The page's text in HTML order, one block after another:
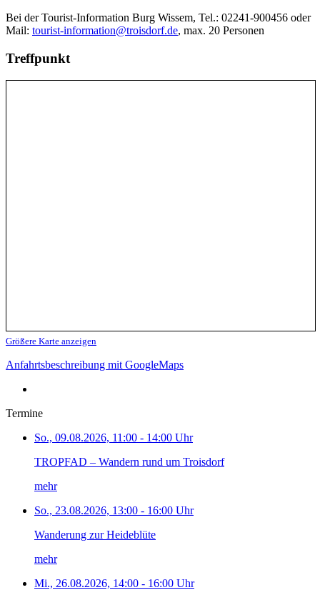
Bei der Tourist-Information Burg Wissem, Tel.: 02241-900456 oder
Mail: tourist-information@troisdorf.de, max. 20 Personen
Treffpunkt
Größere Karte anzeigen
Anfahrtsbeschreibung mit GoogleMaps
Termine
So., 09.08.2026, 11:00 - 14:00 Uhr
TROPFAD – Wandern rund um Troisdorf
mehr
So., 23.08.2026, 13:00 - 16:00 Uhr
Wanderung zur Heideblüte
mehr
Mi., 26.08.2026, 14:00 - 16:00 Uhr